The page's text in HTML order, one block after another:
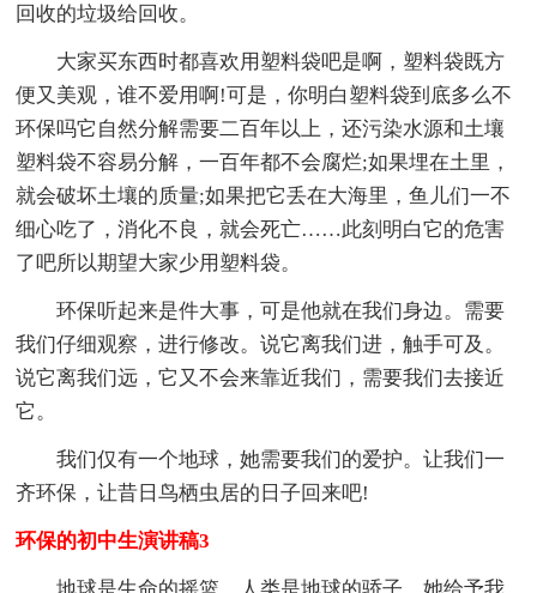
回收的垃圾给回收。
大家买东西时都喜欢用塑料袋吧是啊，塑料袋既方
便又美观，谁不爱用啊!可是，你明白塑料袋到底多么不
环保吗它自然分解需要二百年以上，还污染水源和土壤
塑料袋不容易分解，一百年都不会腐烂;如果埋在土里，
就会破坏土壤的质量;如果把它丢在大海里，鱼儿们一不
细心吃了，消化不良，就会死亡……此刻明白它的危害
了吧所以期望大家少用塑料袋。
环保听起来是件大事，可是他就在我们身边。需要
我们仔细观察，进行修改。说它离我们进，触手可及。
说它离我们远，它又不会来靠近我们，需要我们去接近
它。
我们仅有一个地球，她需要我们的爱护。让我们一
齐环保，让昔日鸟栖虫居的日子回来吧!
环保的初中生演讲稿3